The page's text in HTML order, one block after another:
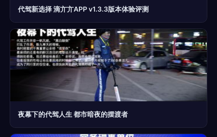
代驾新选择 滴亣亣APP v1.3.3版本体验评测
夜幕下的代驾人生 都市暗夜的摆渡者